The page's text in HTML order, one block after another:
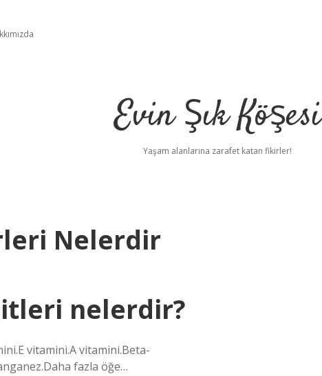
Evin Şık Köşesi
Yaşam alanlarına zarafet katan fikirler!
Nelerdir
nelerdir?
vitamini.A vitamini.Beta-
fazla öğe…